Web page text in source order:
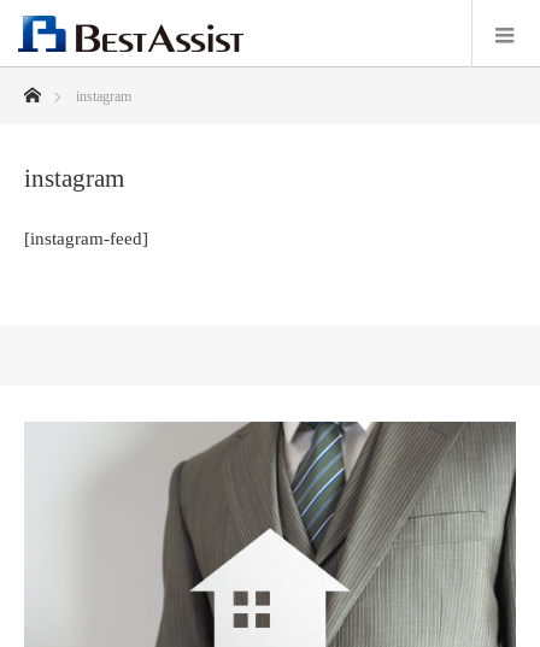
ホームinstagram
instagram
[instagram-feed]